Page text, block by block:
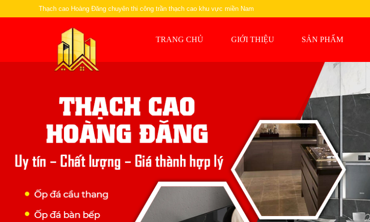
Thạch cao Hoàng Đăng chuyên thi công trần thạch cao khu vực miền Nam
TRANG CHỦ GIỚI THIỆU SẢN PHẨM